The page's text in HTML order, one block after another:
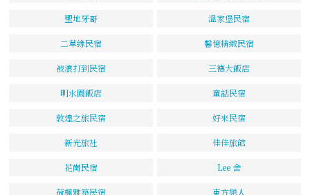
聖地牙哥 溫家堡民宿
二草緣民宿 馨憶精緻民宿
被浪打到民宿 三德大飯店
明水園飯店 童話民宿
敦煌之旅民宿 好來民宿
新光旅社 佳佳旅館
花崗民宿 Lee 舍
荷楓雅築民宿 東方戀人